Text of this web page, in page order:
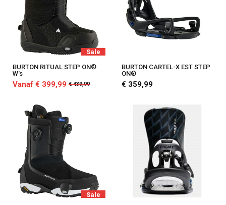
Sale
BURTON RITUAL STEP ON®
W's
Vanaf € 399,99 € 439,99
BURTON CARTEL-X EST STEP
ON®
€ 359,99
Sale